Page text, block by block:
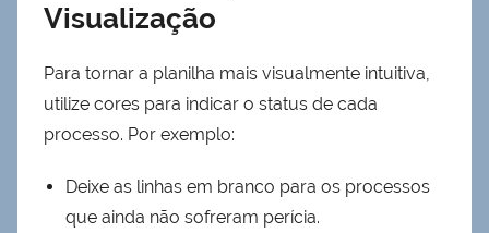
Visualização
Para tornar a planilha mais visualmente intuitiva,
utilize cores para indicar o status de cada
processo. Por exemplo:
Deixe as linhas em branco para os processos
que ainda não sofreram perícia.